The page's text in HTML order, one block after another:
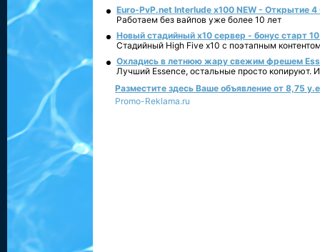
Euro-PvP.net Interlude х100 NEW - Открытие 4
Работаем без вайпов уже более 10 лет
Новый стадийный х10 сервер - бонус старт
Стадийный High Five x10 с поэтапным
Охладись в летнюю жару свежим фрешем
Лучший Essence, остальные просто копируют.
Разместите здесь Ваше объявление от 8,75
Promo-Reklama.ru